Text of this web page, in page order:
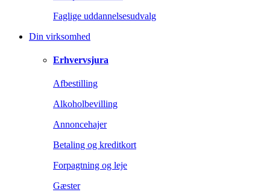
Faglige uddannelsesudvalg
Din virksomhed
Erhvervsjura
Afbestilling
Alkoholbevilling
Annoncehajer
Betaling og kreditkort
Forpagtning og leje
Gæster